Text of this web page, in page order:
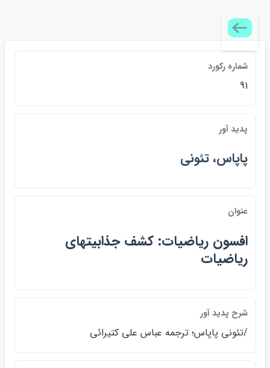
شماره ركورد
91
پديد آور
پاپاس، تئوني
عنوان
افسون رياضيات: كشف جذابيتهاي
رياضيات
شرح پديد آور
/تئوني پاپاس؛ ترجمه عباس علي كتيرائي